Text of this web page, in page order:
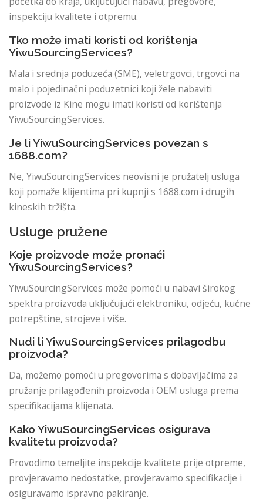
inspekciju kvalitete i otpremu.
Tko može imati koristi od korištenja
YiwuSourcingServices?
Mala i srednja poduzeća (SME), veletrgovci, trgovci na
malo i pojedinačni poduzetnici koji žele nabaviti
proizvode iz Kine mogu imati koristi od korištenja
YiwuSourcingServices.
Je li YiwuSourcingServices povezan s
1688.com?
Ne, YiwuSourcingServices neovisni je pružatelj usluga
koji pomaže klijentima pri kupnji s 1688.com i drugih
kineskih tržišta.
Usluge pružene
Koje proizvode može pronaći
YiwuSourcingServices?
YiwuSourcingServices može pomoći u nabavi širokog
spektra proizvoda uključujući elektroniku, odjeću, kućne
potrepštine, strojeve i više.
Nudi li YiwuSourcingServices prilagodbu
proizvoda?
Da, možemo pomoći u pregovorima s dobavljačima za
pružanje prilagođenih proizvoda i OEM usluga prema
specifikacijama klijenata.
Kako YiwuSourcingServices osigurava
kvalitetu proizvoda?
Provodimo temeljite inspekcije kvalitete prije otpreme,
provjeravamo nedostatke, provjeravamo specifikacije i
osiguravamo ispravno pakiranje.